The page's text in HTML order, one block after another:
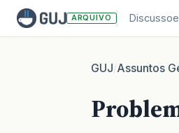
ARQUIVO
GUJ/Assuntos